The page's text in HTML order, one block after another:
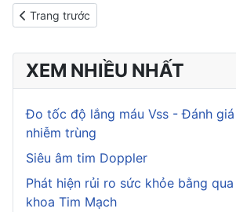
Previous article: Sử dụng tảo Spirulina
Trang trước
XEM NHIỀU NHẤT
Đo tốc độ lắng máu Vss - Đánh
nhiễm trùng
Siêu âm tim Doppler
Phát hiện rủi ro sức khỏe bằng
khoa Tim Mạch